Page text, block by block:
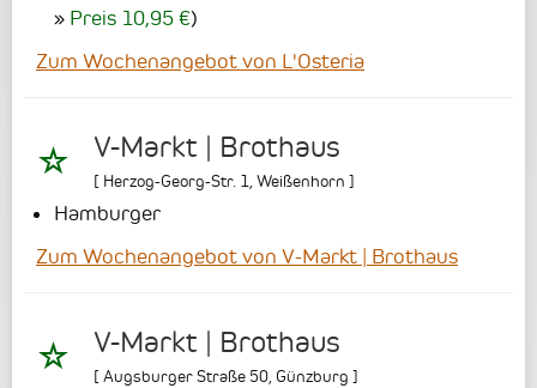
Preis 10,95 €)
Zum Wochenangebot von L'Osteria
V-Markt | Brothaus
[ Herzog-Georg-Str. 1 Weißenhorn ]
Hamburger
Zum Wochenangebot von V-Markt | Brothaus
V-Markt | Brothaus
[ Augsburger Straße 50 Günzburg ]